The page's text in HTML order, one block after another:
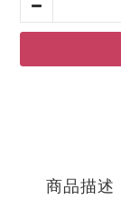
商品描述